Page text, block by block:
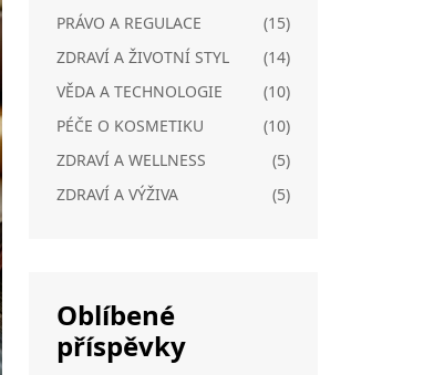
PRÁVO A REGULACE
(15)
ZDRAVÍ A ŽIVOTNÍ STYL
(14)
VĚDA A TECHNOLOGIE
(10)
PÉČE O KOSMETIKU
(10)
ZDRAVÍ A WELLNESS
(5)
ZDRAVÍ A VÝŽIVA
(5)
Oblíbené
příspěvky